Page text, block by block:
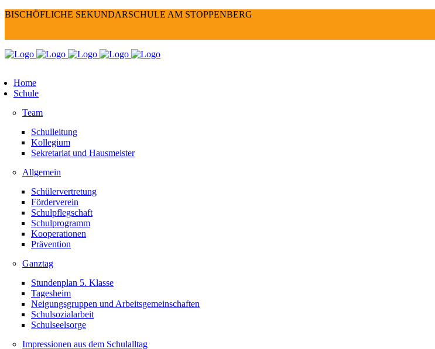
BISCHÖFLICHE SEKUNDARSCHULE AM STOPPENBERG
Home
Schule
Team
Schulleitung
Kollegium
Sekretariat und Hausmeister
Allgemein
Schülervertretung
Förderverein
Schulpflegschaft
Schulprogramm
Kooperationen
Prävention
Ganztag
Stundenplan 5. Klasse
Tagesheim
Neigungsgruppen und Arbeitsgemeinschaften
Schulsozialarbeit
Schulseelsorge
Impressionen aus dem Schulalltag